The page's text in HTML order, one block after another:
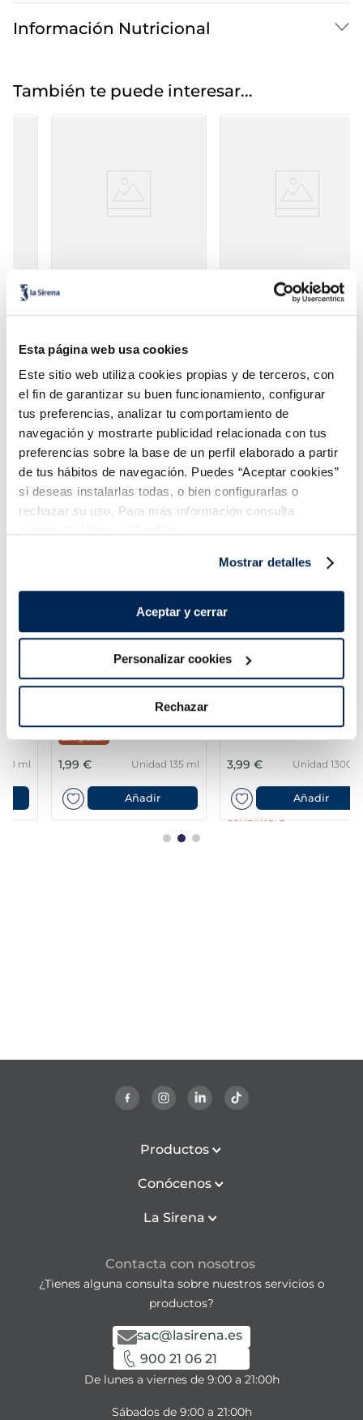
Esta página web usa cookies
Este sitio web utiliza cookies propias y de terceros, con
el fin de garantizar su buen funcionamiento, configurar
tus preferencias, analizar tu comportamiento de
navegación y mostrarte publicidad relacionada con tus
preferencias sobre la base de un perfil elaborado a partir
de tus hábitos de navegación. Puedes “Aceptar cookies”
si deseas instalarlas todas, o bien configurarlas o
rechazar su uso. Para más información consulta
Mostrar detalles
Aceptar y cerrar
Personalizar cookies
Rechazar
Información Nutricional
También te puede interesar...
Pizza fina Ristorante
atún Dr. Oetker
COMBINABLE
Añadir
Pizza fina Ristorante
barbacoa Dr. Oetker
COMBINABLE
¡Combínalo y hazte un menú de 10!
Flan helado con piñones
Sin gluten
1,99 € Unidad 135 ml
Añadir
Tarrina Carte d'Or
3,99 €
COMBINABLE
Unidad 1300 ml
Añadir
Productos
Conócenos
La Sirena
Contacta con nosotros
¿Tienes alguna consulta sobre nuestros servicios o
productos?
sac@lasirena.es
900 21 06 21
De lunes a viernes de 9:00 a 21:00h
Sábados de 9:00 a 21:00h